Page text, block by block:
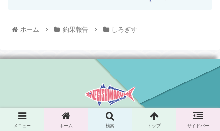
ホーム 釣果報告 しろぎす
© 2021 根岸丸.
メニュー ホーム 検索 トップ サイドバー